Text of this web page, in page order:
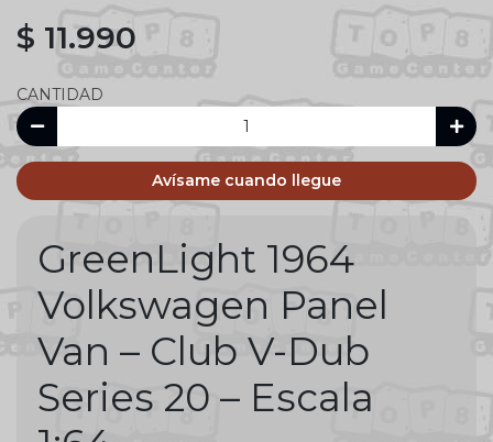
$ 11.990
CANTIDAD
Avísame cuando llegue
GreenLight 1964
Volkswagen Panel
Van – Club V-Dub
Series 20 – Escala